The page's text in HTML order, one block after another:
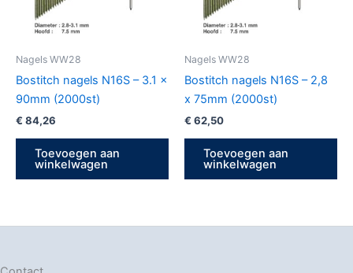
Nagels WW28
Bostitch nagels N16S – 3.1 x
90mm (2000st)
€ 84,26
Toevoegen aan
winkelwagen
Nagels WW28
Bostitch nagels N16S – 2,8
x 75mm (2000st)
€ 62,50
Toevoegen aan
winkelwagen